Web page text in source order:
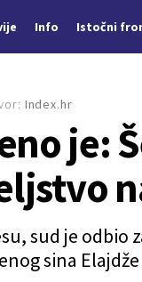
Info Istočni
je:
sud je odbio
sina
Index.hr